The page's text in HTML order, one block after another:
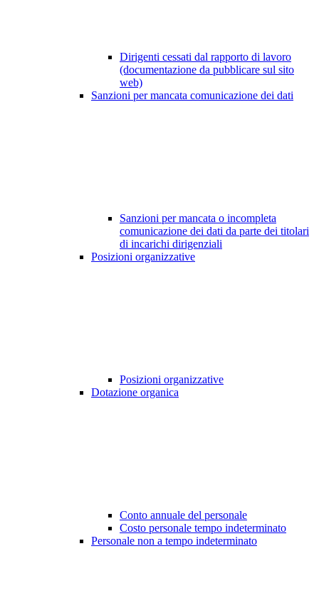
Dirigenti cessati dal rapporto di lavoro
(documentazione da pubblicare sul sito
web)
Sanzioni per mancata comunicazione dei dati
Sanzioni per mancata o incompleta
comunicazione dei dati da parte dei titolari
di incarichi dirigenziali
Posizioni organizzative
Posizioni organizzative
Dotazione organica
Conto annuale del personale
Costo personale tempo indeterminato
Personale non a tempo indeterminato